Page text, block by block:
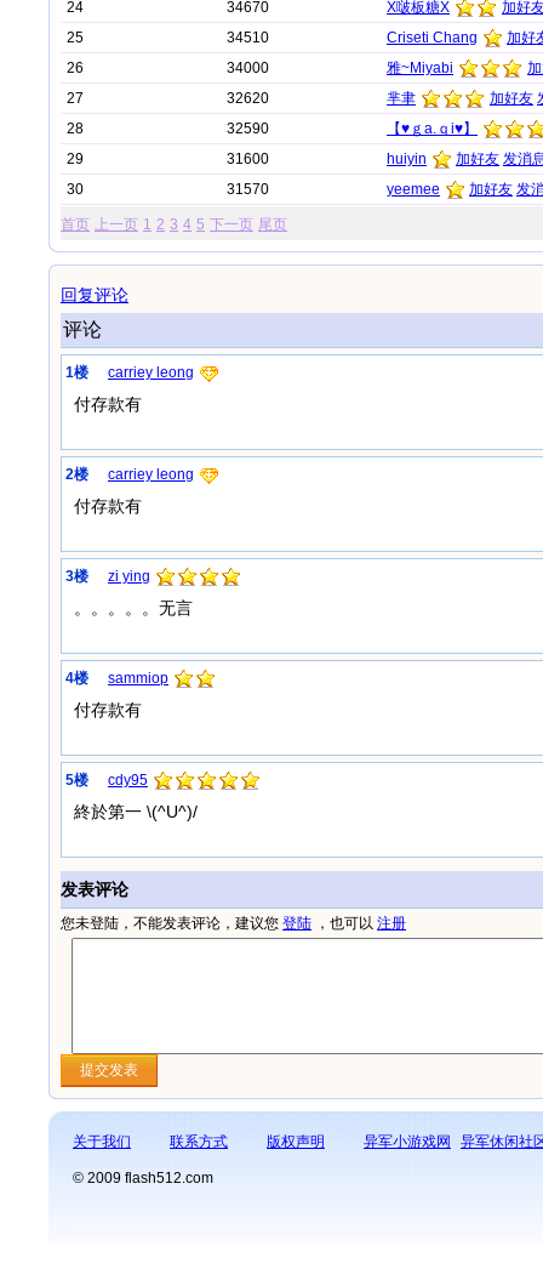
24
34670 X啵板糖X
加好
25
34510 Criseti Chang
加好
26
34000 雅~Miyabi
27
32620 芈聿 加好友
28
32590
【♥ｇa.ｑi♥】
29
31600 huiyin 加好友 发消
30
31570 yeemee 加好友 发
首页 上一页 1 2 3 4 5 下一页 尾页
回复评论
评论
1楼 carriey leong
付存款有
2楼 carriey leong
付存款有
3楼 zi ying
。。。。。无言
4楼 sammiop
付存款有
5楼 cdy95
終於第一 \(^U^)/
发表评论
您未登陆，不能发表评论，建议您 登陆 ，也可以 注册
关于我们 联系方式 版权声明 异军小游戏网 异军休闲社
© 2009 flash512.com